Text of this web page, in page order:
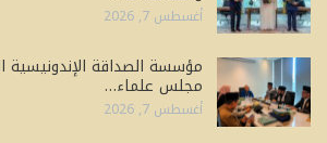
أغسطس 7, 2026
مؤسسة الصداقة الإندونيسية
مجلس علماء…
أغسطس 7, 2026